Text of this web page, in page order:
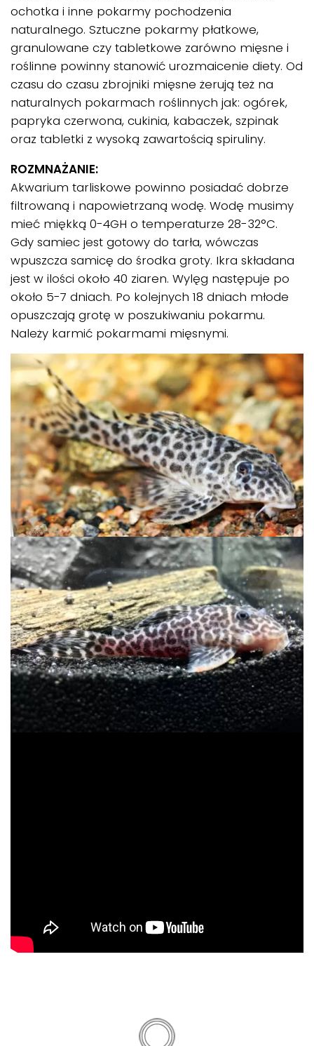
ochotka i inne pokarmy pochodzenia
naturalnego. Sztuczne pokarmy płatkowe,
granulowane czy tabletkowe zarówno mięsne i
roślinne powinny stanowić urozmaicenie diety. Od
czasu do czasu zbrojniki mięsne żerują też na
naturalnych pokarmach roślinnych jak: ogórek,
papryka czerwona, cukinia, kabaczek, szpinak
oraz tabletki z wysoką zawartością spiruliny.
ROZMNAŻANIE:
Akwarium tarliskowe powinno posiadać dobrze
filtrowaną i napowietrzaną wodę. Wodę musimy
mieć miękką 0-4GH o temperaturze 28-32°C.
Gdy samiec jest gotowy do tarła, wówczas
wpuszcza samicę do środka groty. Ikra składana
jest w ilości około 40 ziaren. Wylęg następuje po
około 5-7 dniach. Po kolejnych 18 dniach młode
opuszczają grotę w poszukiwaniu pokarmu.
Należy karmić pokarmami mięsnymi.